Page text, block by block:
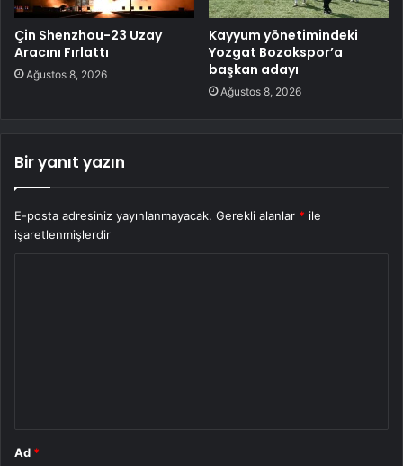
Çin Shenzhou-23 Uzay
Aracını Fırlattı
Ağustos 8, 2026
Kayyum yönetimindeki
Yozgat Bozokspor’a
başkan adayı
Ağustos 8, 2026
Bir yanıt yazın
E-posta adresiniz yayınlanmayacak. Gerekli alanlar * ile
işaretlenmişlerdir
Ad *